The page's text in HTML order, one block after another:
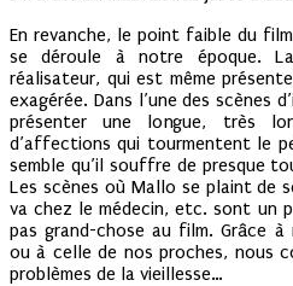
En revanche, le point faible du
se déroule à notre époque.
réalisateur, qui est même
exagérée. Dans l’une des scènes
présenter une longue, très
d’affections qui tourmentent le
semble qu’il souffre de presque
Les scènes où Mallo se plaint de
va chez le médecin, etc. sont un
pas grand-chose au film. Grâce
ou à celle de nos proches, nous
problèmes de la vieillesse…